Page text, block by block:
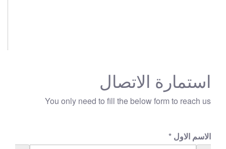
استمارة الاتصال
You only need to fill the below form to reach us
الاسم الاول *